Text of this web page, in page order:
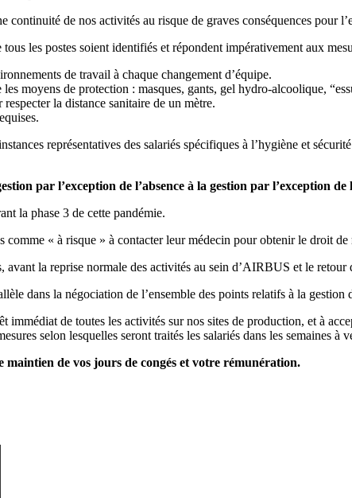
continuité de nos activités au risque de graves conséquences pour
les postes soient identifiés et répondent impérativement aux
de travail à chaque changement d’équipe.
moyens de protection : masques, gants, gel hydro-alcoolique,
la distance sanitaire de un mètre.
représentatives des salariés spécifiques à l’hygiène et
par l’exception de l’absence à la gestion par l’exception
la phase 3 de cette pandémie.
comme « à risque » à contacter leur médecin pour obtenir le droit de
avant la reprise normale des activités au sein d’AIRBUS et le retour
dans la négociation de l’ensemble des points relatifs à la gestion
immédiat de toutes les activités sur nos sites de production, et à
selon lesquelles seront traités les salariés dans les semaines à
maintien de vos jours de congés et votre rémunération.